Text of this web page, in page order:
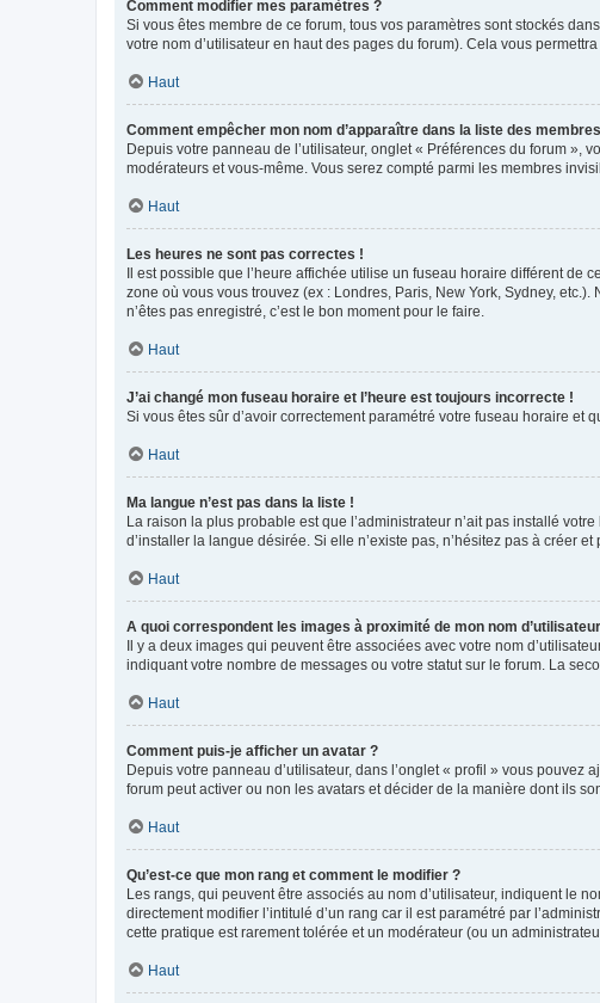
Comment modifier mes paramètres ?
Si vous êtes membre de ce forum, tous vos paramètres sont stockés
votre nom d’utilisateur en haut des pages du forum). Cela vous
Haut
Comment empêcher mon nom d’apparaître dans la liste des
Depuis votre panneau de l’utilisateur, onglet « Préférences du forum »,
modérateurs et vous-même. Vous serez compté parmi les membres
Haut
Les heures ne sont pas correctes !
Il est possible que l’heure affichée utilise un fuseau horaire différent de
zone où vous vous trouvez (ex : Londres, Paris, New York, Sydney,
n’êtes pas enregistré, c’est le bon moment pour le faire.
Haut
J’ai changé mon fuseau horaire et l’heure est toujours incorrecte !
Si vous êtes sûr d’avoir correctement paramétré votre fuseau horaire et
Haut
Ma langue n’est pas dans la liste !
La raison la plus probable est que l’administrateur n’ait pas installé
d’installer la langue désirée. Si elle n’existe pas, n’hésitez pas à créer
Haut
A quoi correspondent les images à proximité de mon nom
Il y a deux images qui peuvent être associées avec votre nom
indiquant votre nombre de messages ou votre statut sur le forum. La
Haut
Comment puis-je afficher un avatar ?
Depuis votre panneau d’utilisateur, dans l’onglet « profil » vous pouvez
forum peut activer ou non les avatars et décider de la manière dont ils
Haut
Qu’est-ce que mon rang et comment le modifier ?
Les rangs, qui peuvent être associés au nom d’utilisateur, indiquent le
directement modifier l’intitulé d’un rang car il est paramétré par
cette pratique est rarement tolérée et un modérateur (ou un
Haut